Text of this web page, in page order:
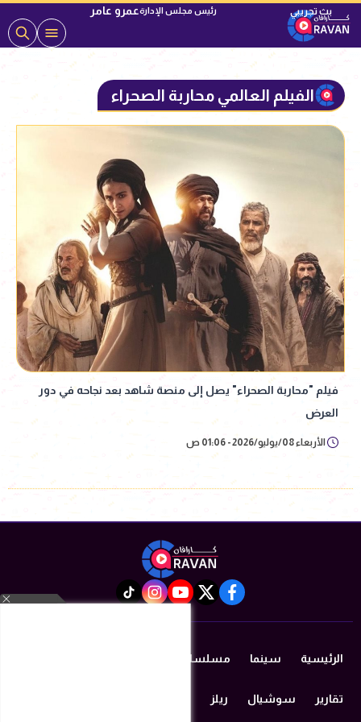
رئيس مجلس الإدارةعمرو عامر
الفيلم العالمي محاربة الصحراء
فيلم "محاربة الصحراء" يصل إلى منصة شاهد بعد نجاحه في دور
العرض
الأربعاء 08/يوليو/2026 - 01:06 ص
facebook
twitter
youtube
instagram
tiktok
الرئيسية سينما مسلسلات رمضان 2026
تقارير سوشيال ريلز